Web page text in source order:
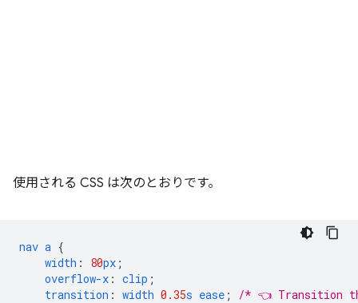
使用される CSS は次のとおりです。
nav a {
width : 80px ;
overflow-x : clip ;
transition : width 0.35s ease ; /* 👈 Transition